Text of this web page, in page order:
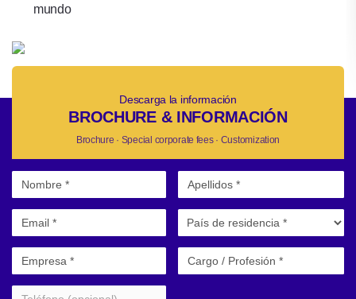
mundo
Descarga la información
BROCHURE & INFORMACIÓN
Brochure · Special corporate fees · Customization